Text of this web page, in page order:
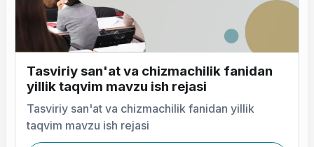
Tasviriy san'at va chizmachilik fanidan
yillik taqvim mavzu ish rejasi
Tasviriy san'at va chizmachilik fanidan yillik
taqvim mavzu ish rejasi